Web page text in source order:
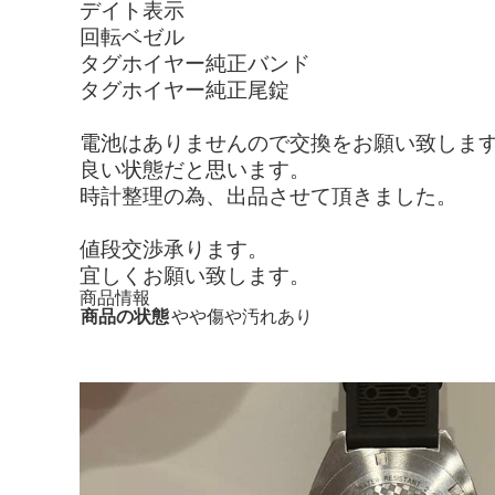
デイト表示
回転ベゼル
タグホイヤー純正バンド
タグホイヤー純正尾錠
電池はありませんので交換をお願い致しま
良い状態だと思います。
時計整理の為、出品させて頂きました。
値段交渉承ります。
宜しくお願い致します。
商品情報
商品の状態やや傷や汚れあり